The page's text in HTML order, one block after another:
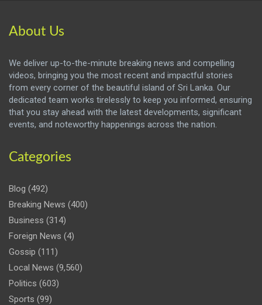
About Us
We deliver up-to-the-minute breaking news and compelling
videos, bringing you the most recent and impactful stories
from every corner of the beautiful island of Sri Lanka. Our
dedicated team works tirelessly to keep you informed, ensuring
that you stay ahead with the latest developments, significant
events, and noteworthy happenings across the nation.
Categories
Blog (492)
Breaking News (400)
Business (314)
Foreign News (4)
Gossip (111)
Local News (9,560)
Politics (603)
Sports (99)